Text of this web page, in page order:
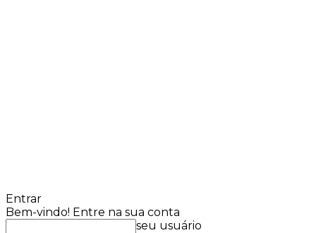
Entrar
Bem-vindo! Entre na sua conta
seu usuário